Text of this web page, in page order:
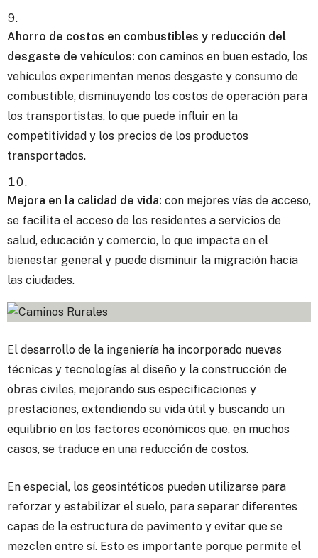
Ahorro de costos en combustibles y reducción del
desgaste de vehículos: con caminos en buen estado, los
vehículos experimentan menos desgaste y consumo de
combustible, disminuyendo los costos de operación para
los transportistas, lo que puede influir en la
competitividad y los precios de los productos
transportados.
Mejora en la calidad de vida: con mejores vías de acceso,
se facilita el acceso de los residentes a servicios de
salud, educación y comercio, lo que impacta en el
bienestar general y puede disminuir la migración hacia
las ciudades.
El desarrollo de la ingeniería ha incorporado nuevas
técnicas y tecnologías al diseño y la construcción de
obras civiles, mejorando sus especificaciones y
prestaciones, extendiendo su vida útil y buscando un
equilibrio en los factores económicos que, en muchos
casos, se traduce en una reducción de costos.
En especial, los geosintéticos pueden utilizarse para
reforzar y estabilizar el suelo, para separar diferentes
capas de la estructura de pavimento y evitar que se
mezclen entre sí. Esto es importante porque permite el